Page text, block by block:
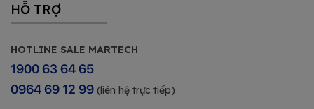
HỖ TRỢ
HOTLINE SALE MARTECH
1900 63 64 65
0964 69 12 99 (liên hệ trực tiếp)